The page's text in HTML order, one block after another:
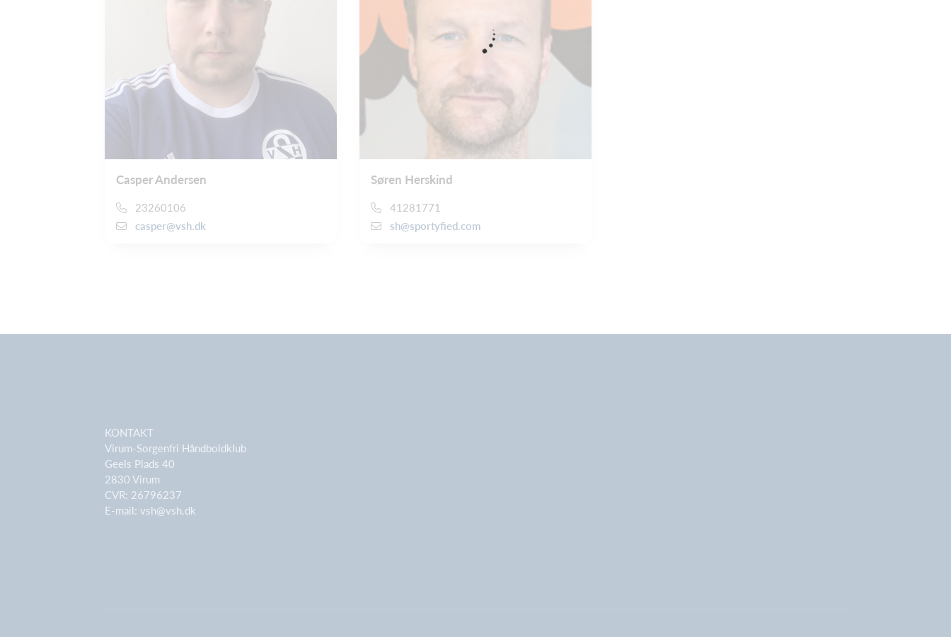
Casper Andersen
23260106
casper@vsh.dk
Søren Herskind
41281771
sh@sportyfied.com
KONTAKT
Virum-Sorgenfri Håndboldklub
Geels Plads 40
2830 Virum
CVR: 26796237
E-mail: vsh@vsh.dk